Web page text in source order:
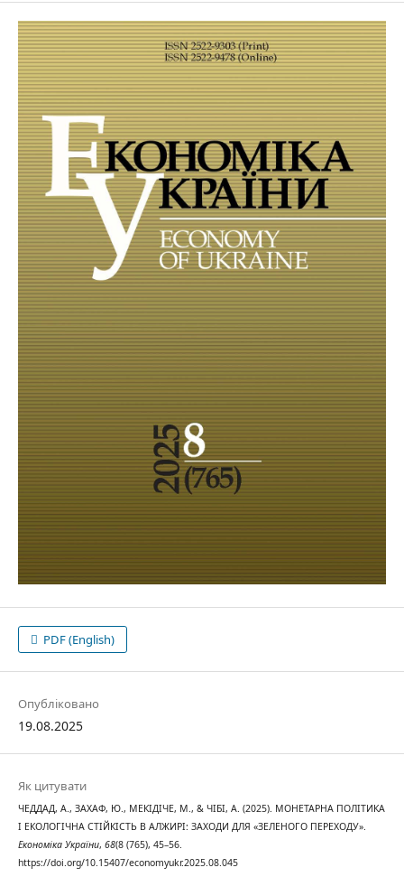
PDF (English)
Опубліковано
19.08.2025
Як цитувати
ЧЕДДАД, А., ЗАХАФ, Ю., МЕКІДІЧЕ, М., & ЧІБІ, А. (2025). МОНЕТАРНА ПОЛІТИКА
І ЕКОЛОГІЧНА СТІЙКІСТЬ В АЛЖИРІ: ЗАХОДИ ДЛЯ «ЗЕЛЕНОГО ПЕРЕХОДУ».
Економіка України, 68(8 (765), 45–56.
https://doi.org/10.15407/economyukr.2025.08.045